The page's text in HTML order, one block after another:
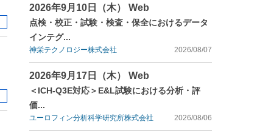
2026年9月10日（木） Web
点検・校正・試験・検査・保全におけるデータ
インテグ...
神栄テクノロジー株式会社 2026/08/07
2026年9月17日（木） Web
＜ICH-Q3E対応＞E&L試験における分析・評
価...
ユーロフィン分析科学研究所株式会社 2026/08/06